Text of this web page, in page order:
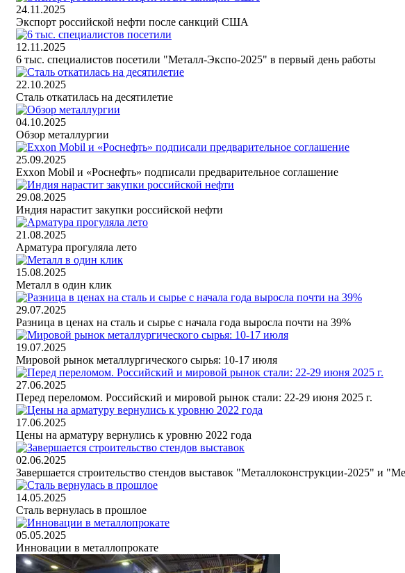
24.11.2025
Экспорт российской нефти после санкций США
12.11.2025
6 тыс. специалистов посетили "Металл-Экспо-2025" в первый день работы
22.10.2025
Сталь откатилась на десятилетие
04.10.2025
Обзор металлургии
25.09.2025
Exxon Mobil и «Роснефть» подписали предварительное соглашение
29.08.2025
Индия нарастит закупки российской нефти
21.08.2025
Арматура прогуляла лето
15.08.2025
Металл в один клик
29.07.2025
Разница в ценах на сталь и сырье с начала года выросла почти на 39%
19.07.2025
Мировой рынок металлургического сырья: 10-17 июля
27.06.2025
Перед переломом. Российский и мировой рынок стали: 22-29 июня 2025 г.
17.06.2025
Цены на арматуру вернулись к уровню 2022 года
02.06.2025
Завершается строительство стендов выставок "Металлоконструкции-2025" и
14.05.2025
Сталь вернулась в прошлое
05.05.2025
Инновации в металлопрокате